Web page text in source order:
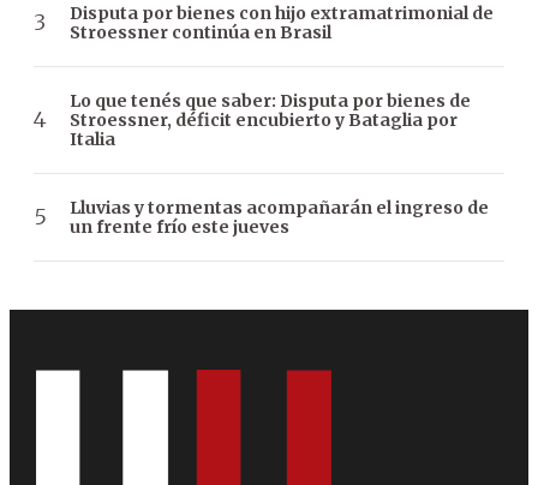
Disputa por bienes con hijo extramatrimonial de
Stroessner continúa en Brasil
Lo que tenés que saber: Disputa por bienes de
Stroessner, déficit encubierto y Bataglia por
Italia
Lluvias y tormentas acompañarán el ingreso de
un frente frío este jueves